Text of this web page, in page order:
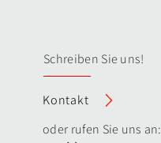
Schreiben Sie uns!
Kontakt
oder rufen Sie uns an: